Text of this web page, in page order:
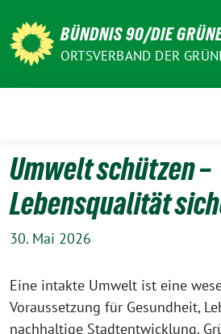
zum
Inhalt
BÜNDNIS 90/DIE
ORTSVERBAND DER
Umwelt schützen –
Lebensqualität
30. Mai 2026
Eine intakte Umwelt ist eine
Voraussetzung für Gesundheit,
nachhaltige Stadtentwicklung.